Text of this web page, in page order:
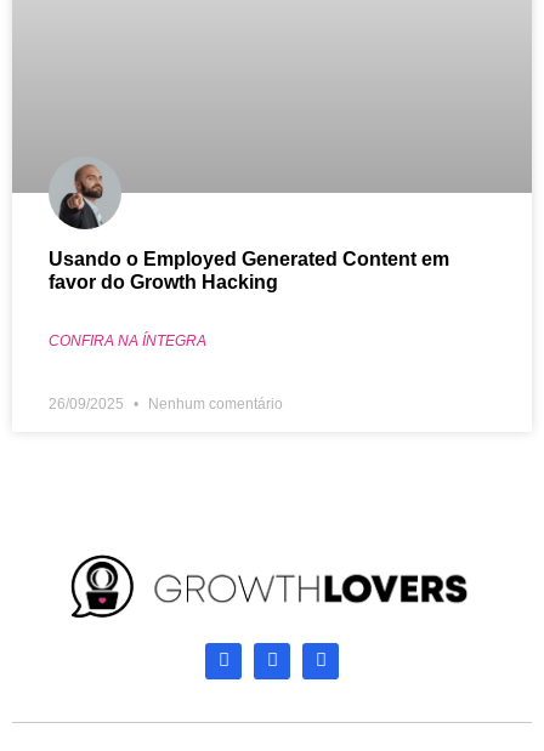
Usando o Employed Generated Content em
favor do Growth Hacking
CONFIRA NA ÍNTEGRA
26/09/2025 Nenhum comentário